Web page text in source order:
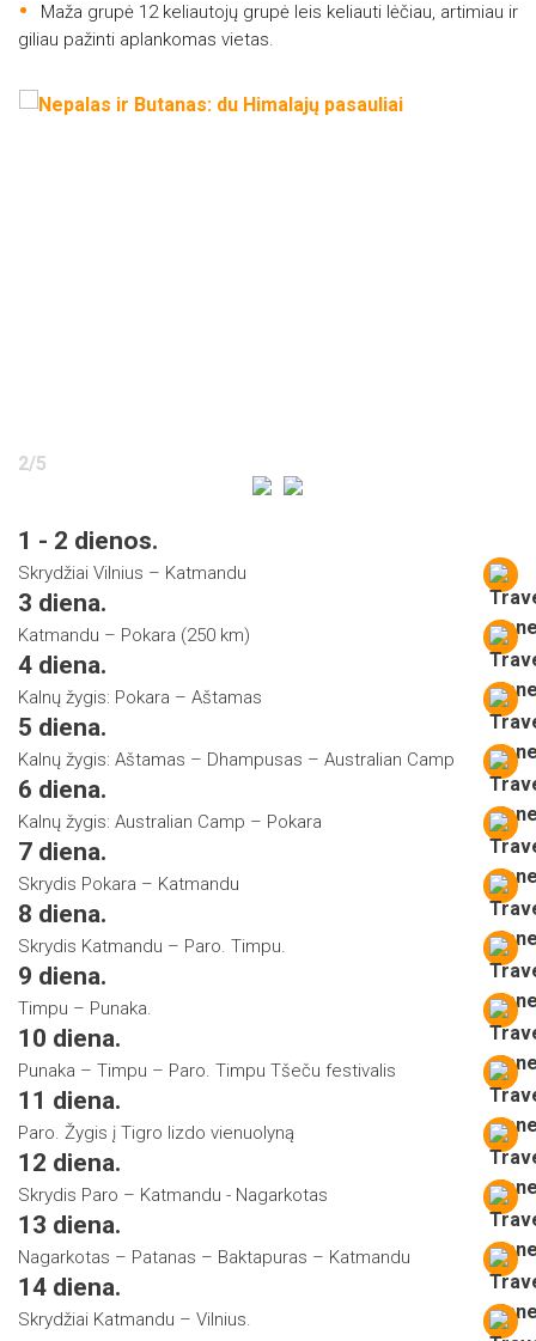
Maža grupė 12 keliautojų grupė leis keliauti lėčiau, artimiau ir
giliau pažinti aplankomas vietas.
2/5
1 - 2 dienos.
Skrydžiai Vilnius – Katmandu
3 diena.
Katmandu – Pokara (250 km)
4 diena.
Kalnų žygis: Pokara – Aštamas
5 diena.
Kalnų žygis: Aštamas – Dhampusas – Australian Camp
6 diena.
Kalnų žygis: Australian Camp – Pokara
7 diena.
Skrydis Pokara – Katmandu
8 diena.
Skrydis Katmandu – Paro. Timpu.
9 diena.
Timpu – Punaka.
10 diena.
Punaka – Timpu – Paro. Timpu Tšeču festivalis
11 diena.
Paro. Žygis į Tigro lizdo vienuolyną
12 diena.
Skrydis Paro – Katmandu - Nagarkotas
13 diena.
Nagarkotas – Patanas – Baktapuras – Katmandu
14 diena.
Skrydžiai Katmandu – Vilnius.